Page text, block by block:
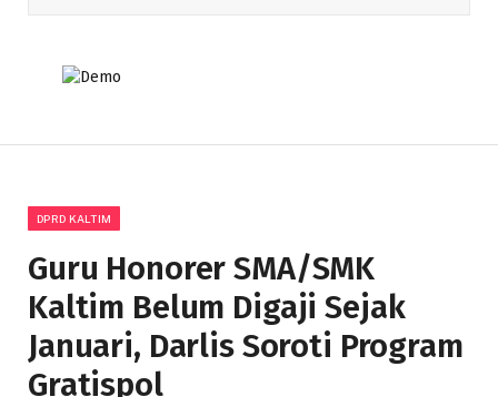
DPRD KALTIM
Guru Honorer SMA/SMK
Kaltim Belum Digaji Sejak
Januari, Darlis Soroti Program
Gratispol